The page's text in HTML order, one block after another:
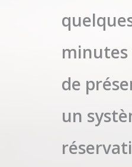
minutes
de
un